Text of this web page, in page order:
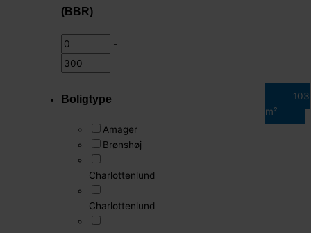
(BBR)
-
Boligtype
Amager
Brønshøj
Charlottenlund
Charlottenlund
103
m²